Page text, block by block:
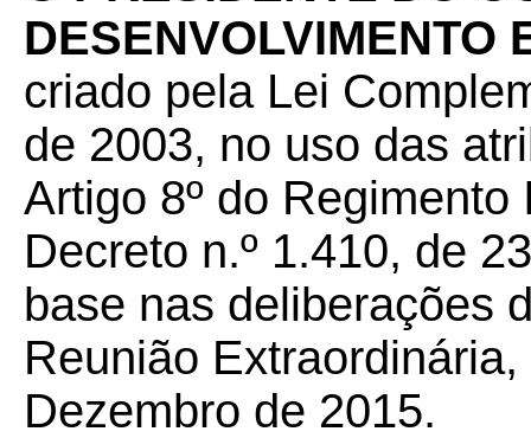
DESENVOLVIMENTO
criado pela Lei
de 2003, no uso das
Artigo 8º do
Decreto n.º 1.410, de
base nas deliberações
Reunião
Dezembro de 2015.